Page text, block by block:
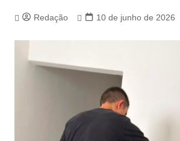
Redação 10 de junho de 2026